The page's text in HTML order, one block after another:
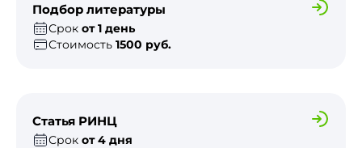
Подбор литературы
Срок от 1 день
Стоимость 1500 руб.
Статья РИНЦ
Срок от 4 дня